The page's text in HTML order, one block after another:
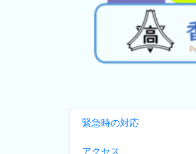
緊急時の対応
アクセス